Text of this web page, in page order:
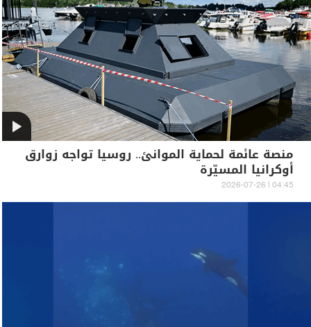
منصة عائمة لحماية الموانئ.. روسيا تواجه زوارق
أوكرانيا المسيّرة
04:45 | 2026-07-26